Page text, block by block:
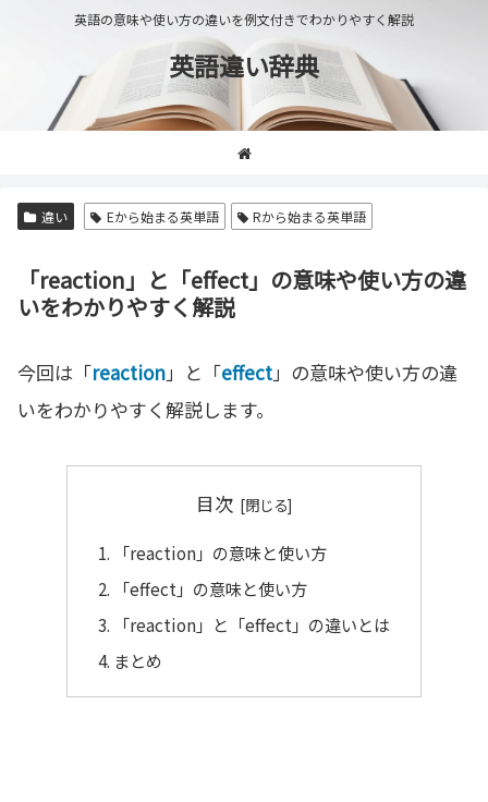
英語の意味や使い方の違いを例文付きでわかりやすく解説
英語違い辞典
違い Eから始まる英単語 Rから始まる英単語
「reaction」と「effect」の意味や使い方の違
いをわかりやすく解説
今回は「reaction」と「effect」の意味や使い方の違
いをわかりやすく解説します。
目次
「reaction」の意味と使い方
「effect」の意味と使い方
「reaction」と「effect」の違いとは
まとめ